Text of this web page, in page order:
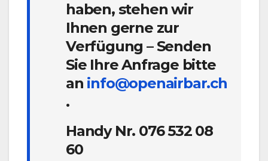
haben, stehen wir
Ihnen gerne zur
Verfügung – Senden
Sie Ihre Anfrage bitte
an info@openairbar.ch
.
Handy Nr. 076 532 08
60